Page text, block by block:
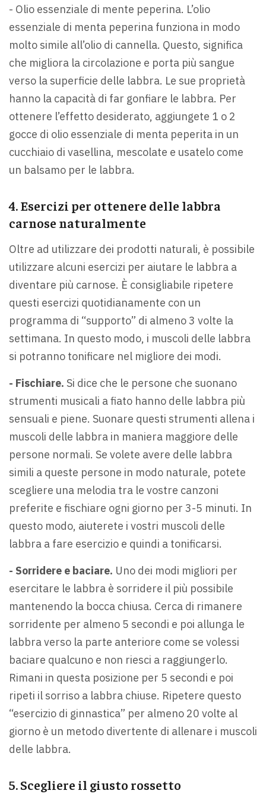
- Olio essenziale di mente peperina. L’olio
essenziale di menta peperina funziona in modo
molto simile all’olio di cannella. Questo, significa
che migliora la circolazione e porta più sangue
verso la superficie delle labbra. Le sue proprietà
hanno la capacità di far gonfiare le labbra. Per
ottenere l’effetto desiderato, aggiungete 1 o 2
gocce di olio essenziale di menta peperita in un
cucchiaio di vasellina, mescolate e usatelo come
un balsamo per le labbra.
4. Esercizi per ottenere delle labbra
carnose naturalmente
Oltre ad utilizzare dei prodotti naturali, è possibile
utilizzare alcuni esercizi per aiutare le labbra a
diventare più carnose. È consigliabile ripetere
questi esercizi quotidianamente con un
programma di “supporto” di almeno 3 volte la
settimana. In questo modo, i muscoli delle labbra
si potranno tonificare nel migliore dei modi.
- Fischiare. Si dice che le persone che suonano
strumenti musicali a fiato hanno delle labbra più
sensuali e piene. Suonare questi strumenti allena i
muscoli delle labbra in maniera maggiore delle
persone normali. Se volete avere delle labbra
simili a queste persone in modo naturale, potete
scegliere una melodia tra le vostre canzoni
preferite e fischiare ogni giorno per 3-5 minuti. In
questo modo, aiuterete i vostri muscoli delle
labbra a fare esercizio e quindi a tonificarsi.
- Sorridere e baciare. Uno dei modi migliori per
esercitare le labbra è sorridere il più possibile
mantenendo la bocca chiusa. Cerca di rimanere
sorridente per almeno 5 secondi e poi allunga le
labbra verso la parte anteriore come se volessi
baciare qualcuno e non riesci a raggiungerlo.
Rimani in questa posizione per 5 secondi e poi
ripeti il sorriso a labbra chiuse. Ripetere questo
“esercizio di ginnastica” per almeno 20 volte al
giorno è un metodo divertente di allenare i muscoli
delle labbra.
5. Scegliere il giusto rossetto